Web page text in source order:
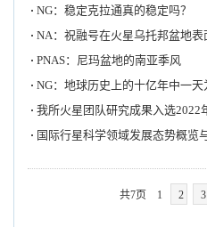
NG：稳定克拉通真的稳定吗？
NA：祝融号在火星乌托邦盆地
PNAS：尼玛盆地的南亚季风
NG：地球历史上的十亿年中一天
我所火星团队研究成果入选2022
国际行星科学领域发展态势概览
共7页 1 2 3